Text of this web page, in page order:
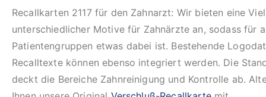
Recallkarten 2117 für den Zahnarzt: Wir bieten eine
unterschiedlicher Motive für Zahnärzte an, sodass für
Patientengruppen etwas dabei ist. Bestehende
Recalltexte können ebenso integriert werden. Die
deckt die Bereiche Zahnreinigung und Kontrolle ab.